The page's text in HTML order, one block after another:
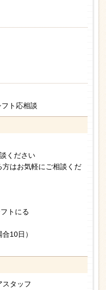
ト応相談
ください
はお気軽にご相談くだ
トにる
10日）
スタッフ